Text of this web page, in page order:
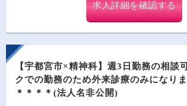
求人詳細を確認する
【宇都宮市×精神科】週3日勤務の相談
クでの勤務のため外来診療のみになり
＊＊＊＊(法人名非公開)